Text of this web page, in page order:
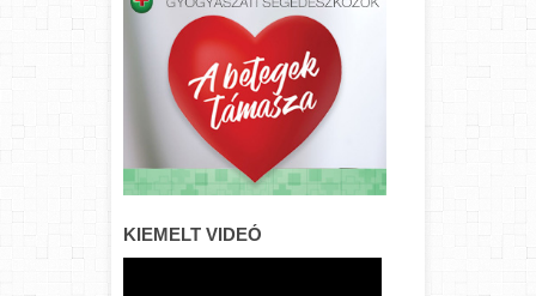
KIEMELT VIDEÓ